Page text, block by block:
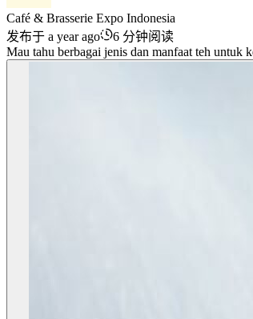
Café & Brasserie Expo Indonesia
发布于 a year ago
6 分钟阅读
Mau tahu berbagai jenis dan manfaat teh untuk